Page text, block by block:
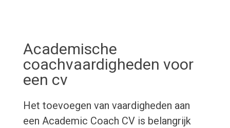
Academische
coachvaardigheden voor
een cv
Het toevoegen van vaardigheden aan
een Academic Coach CV is belangrijk